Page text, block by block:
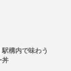
駅構内で味わう
丼